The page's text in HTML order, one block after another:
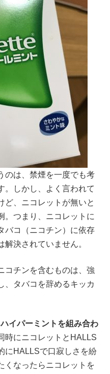
のは、禁煙を一度でも考
。しかし、よく言われて
ど、ニコレットが無いと
。つまり、ニコレットに
バコ（ニコチン）に依存
決されていません。
コチンを含むものは、強
、タバコを辞めるキッカ
イパーミントを組み合わ
時にニコレットとHALLS
にHALLSで口寂しさを紛
くなったらニコレットを